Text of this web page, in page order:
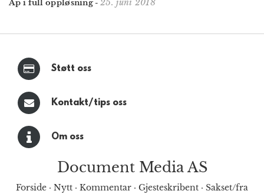
Ap i full oppløsning -
Støtt oss
Kontakt/tips oss
Om oss
Document Media AS
Forside · Nytt · Kommentar · Gjesteskribent · Sakset/fra